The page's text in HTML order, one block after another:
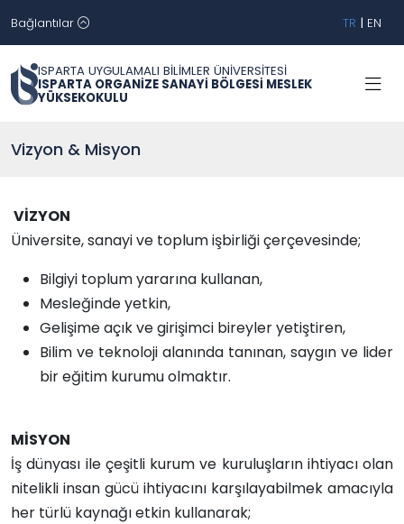
Bağlantılar TR | EN
ISPARTA UYGULAMALI BİLİMLER ÜNİVERSİTESİ
ISPARTA ORGANİZE SANAYİ BÖLGESİ MESLEK
YÜKSEKOKULU
Vizyon & Misyon
VİZYON
Üniversite, sanayi ve toplum işbirliği çerçevesinde;
Bilgiyi toplum yararına kullanan,
Mesleğinde yetkin,
Gelişime açık ve girişimci bireyler yetiştiren,
Bilim ve teknoloji alanında tanınan, saygın ve lider
bir eğitim kurumu olmaktır.
MİSYON
İş dünyası ile çeşitli kurum ve kuruluşların ihtiyacı olan
nitelikli insan gücü ihtiyacını karşılayabilmek amacıyla
her türlü kaynağı etkin kullanarak;